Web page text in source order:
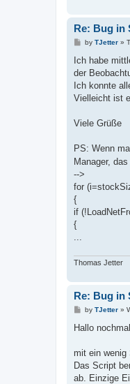
Re: Bug in
P
s
by TJetter»
Ich habe
der
Ich konnte
Vielleicht ist
Viele Grüße
PS: Wenn
Manager,
-->
for
{
if
{
Thomas Jetter
Re: Bug in
P
s
by TJetter»
Hallo nochmal,
mit ein wenig
Das Script
ab. Einzige